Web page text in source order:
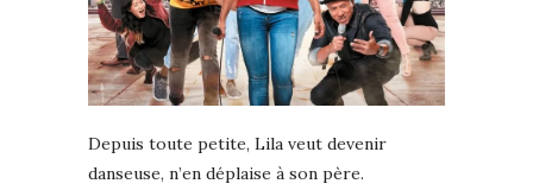
Depuis toute petite, Lila veut devenir
danseuse, n’en déplaise à son père.